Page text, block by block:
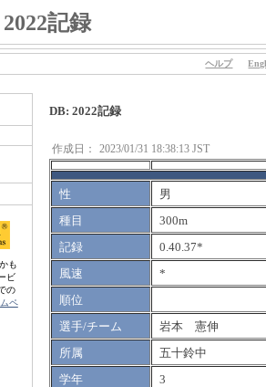
2022記録
ヘルプ
も
ビ
の
ペ
DB: 2022記録
作成日： 2023/01/31 18:38:13 JST
性
男
種目
300m
記録
0.40.37*
風速
*
順位
選手/チーム
岩本 憲伸
所属
五十鈴中
学年
3